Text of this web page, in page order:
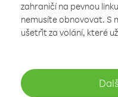
zahraničí na pevnou
nemusíte obnovovat. S
ušetřit za volání, které